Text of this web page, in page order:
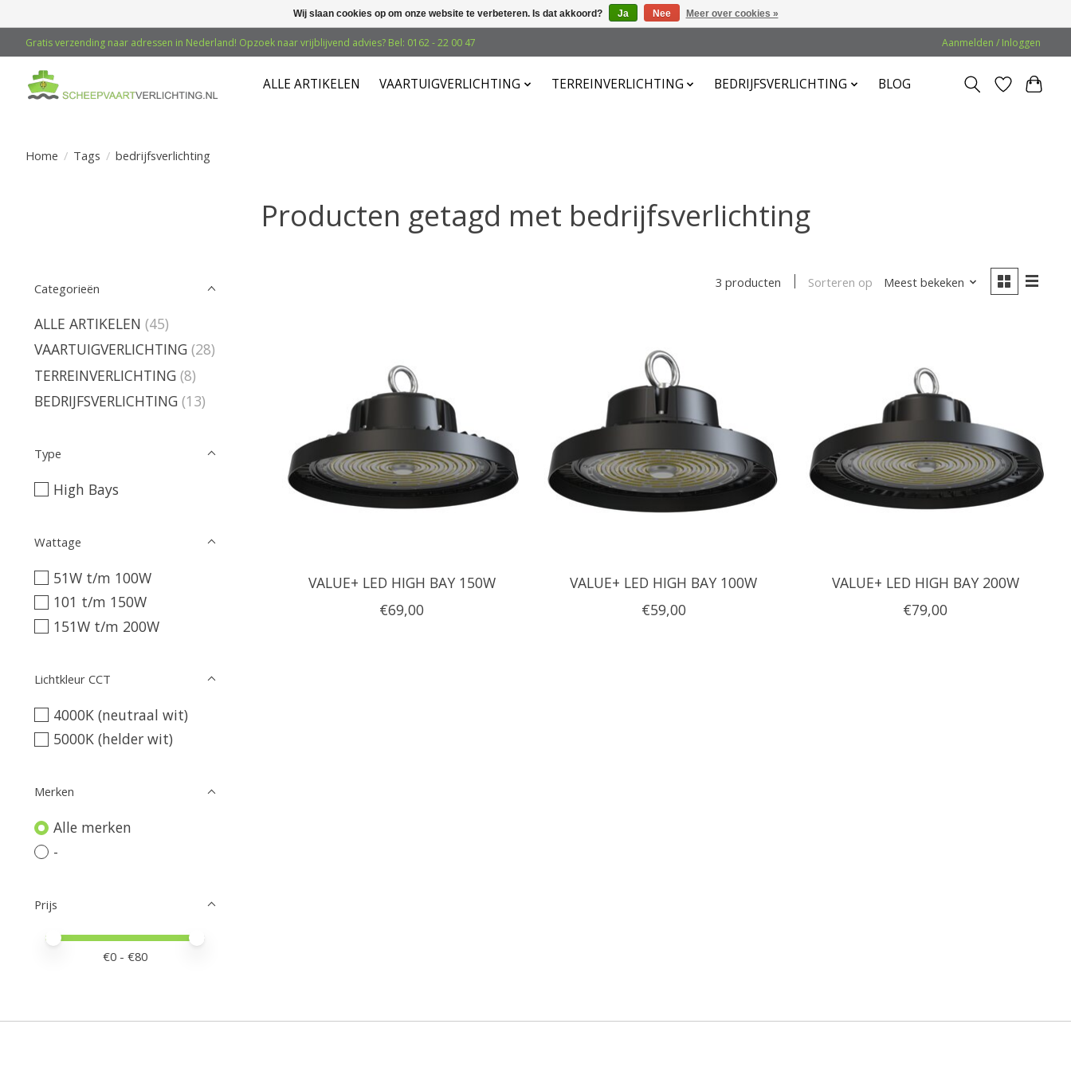
Gratis verzending naar adressen in Nederland! Opzoek naar vrijblijvend advies? Bel: 0162 - 22 00 47 Aanmelden / Inloggen
ALLE ARTIKELEN VAARTUIGVERLICHTING TERREINVERLICHTING BEDRIJFSVERLICHTING BLOG
Home / Tags / bedrijfsverlichting
Producten getagd met bedrijfsverlichting
Categorieën
ALLE ARTIKELEN (45)
VAARTUIGVERLICHTING (28)
TERREINVERLICHTING (8)
BEDRIJFSVERLICHTING (13)
Type
High Bays
Wattage
51W t/m 100W
101 t/m 150W
151W t/m 200W
Lichtkleur CCT
4000K (neutraal wit)
5000K (helder wit)
Merken
Alle merken
-
Prijs
Minimale prijswaarde
Price maximum value
€0 - €80
3 producten Sorteren op Meest bekeken
VALUE+ LED HIGH BAY 150W
€69,00
VALUE+ LED HIGH BAY 100W
€59,00
VALUE+ LED HIGH BAY 200W
€79,00
Wij slaan cookies op om onze website te verbeteren. Is dat akkoord? Ja Nee Meer over cookies »